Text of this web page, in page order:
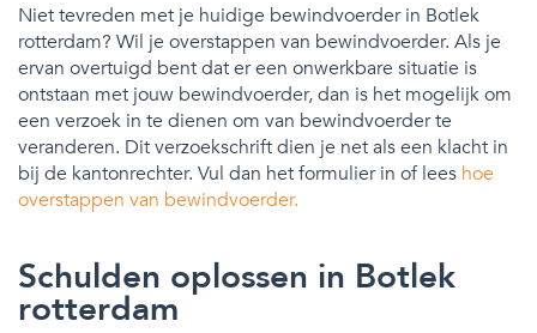
Niet tevreden met je huidige bewindvoerder in Botlek
rotterdam? Wil je overstappen van bewindvoerder. Als je
ervan overtuigd bent dat er een onwerkbare situatie is
ontstaan met jouw bewindvoerder, dan is het mogelijk om
een verzoek in te dienen om van bewindvoerder te
veranderen. Dit verzoekschrift dien je net als een klacht in
bij de kantonrechter. Vul dan het formulier in of lees hoe
overstappen van bewindvoerder.
Schulden oplossen in Botlek
rotterdam